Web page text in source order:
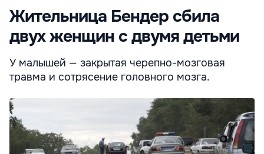
Жительница Бендер сбила
двух женщин с двумя детьми
У малышей — закрытая черепно-мозговая
травма и сотрясение головного мозга.